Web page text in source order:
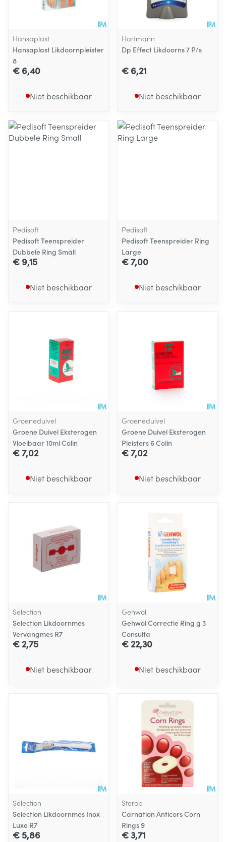
Hansaplast
Hansaplast Likdoornpleister
8
€ 6,40
Niet beschikbaar
Hartmann
Dp Effect Likdoorns 7 P/s
€ 6,21
Niet beschikbaar
Pedisoft
Pedisoft Teenspreider
Dubbele Ring Small
€ 9,15
Niet beschikbaar
Pedisoft
Pedisoft Teenspreider Ring
Large
€ 7,00
Niet beschikbaar
Groeneduivel
Groene Duivel Eksterogen
Vloeibaar 10ml Colin
€ 7,02
Niet beschikbaar
Groeneduivel
Groene Duivel Eksterogen
Pleisters 6 Colin
€ 7,02
Niet beschikbaar
Selection
Selection Likdoornmes
Vervangmes R7
€ 2,75
Niet beschikbaar
Gehwol
Gehwol Correctie Ring g 3
Consulta
€ 22,30
Niet beschikbaar
Selection
Selection Likdoornmes Inox
Luxe R7
€ 5,86
Sterop
Carnation Anticors Corn
Rings 9
€ 3,71